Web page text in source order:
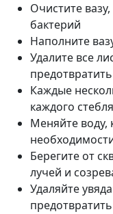
Очистите
бактерий
Наполните
Удалите все
Каждые
каждого стебля
Меняйте воду,
Берегите от
лучей и
Удаляйте